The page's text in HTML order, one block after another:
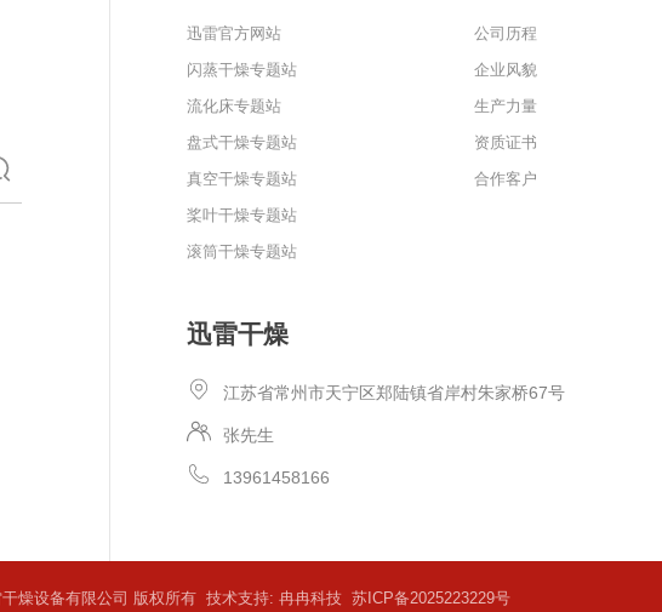
迅雷官方网站
闪蒸干燥专题站
流化床专题站
盘式干燥专题站
真空干燥专题站
桨叶干燥专题站
滚筒干燥专题站
公司历程
企业风貌
生产力量
资质证书
合作客户
迅雷干燥
江苏省常州市天宁区郑陆镇省岸村朱家桥67号
张先生
13961458166
燥设备有限公司 版权所有 技术支持: 冉冉科技 苏ICP备2025223229号